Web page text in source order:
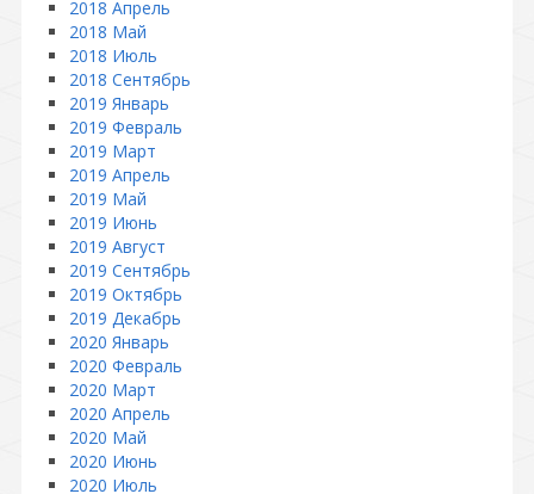
2018 Апрель
2018 Май
2018 Июль
2018 Сентябрь
2019 Январь
2019 Февраль
2019 Март
2019 Апрель
2019 Май
2019 Июнь
2019 Август
2019 Сентябрь
2019 Октябрь
2019 Декабрь
2020 Январь
2020 Февраль
2020 Март
2020 Апрель
2020 Май
2020 Июнь
2020 Июль